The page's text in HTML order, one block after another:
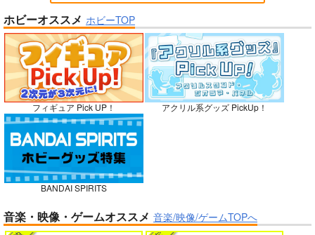
カート カート カート
No.10
作って食べよう陸軍
完全解呪のプリースト 2
嫁候補、うちに住むらしい。 #古民
家・美少女3人・耳付き幼馴染
禁断で禁断じゃないちょっと禁断な
義兄妹ラブコメは未遂えっちから始
英雄戦記～ 10
ホビーオススメ ホビーTOP
フィギュア Pick UP！ アクリル系グッズ PickUp！
BANDAI SPIRITS
音楽・映像・ゲームオススメ 音楽/映像/ゲームTOPへ